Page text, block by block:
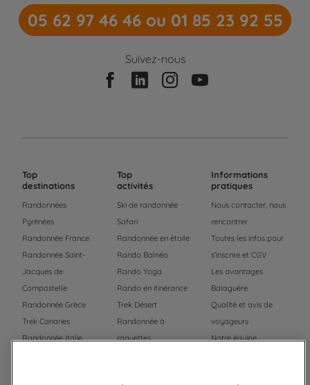
05 62 97 46 46 ou 01 85 23 92 55
Suivez-nous
Top
destinations
Randonnées
Pyrénées
Randonnée France
Randonnée Saint-
Jacques de
Compostelle
Randonnée Grèce
Trek Canaries
Randonnée Italie
Top
activités
Ski de randonnée
Safari
Randonnée en étoile
Rando Balnéo
Rando Yoga
Rando en itinérance
Trek Désert
Randonnée à
raquettes
Informations
pratiques
Nous contacter, nous
rencontrer
Toutes les infos pour
s'inscrire et CGV
Les avantages
Balaguère
Qualité et avis de
voyageurs
Notre équipe